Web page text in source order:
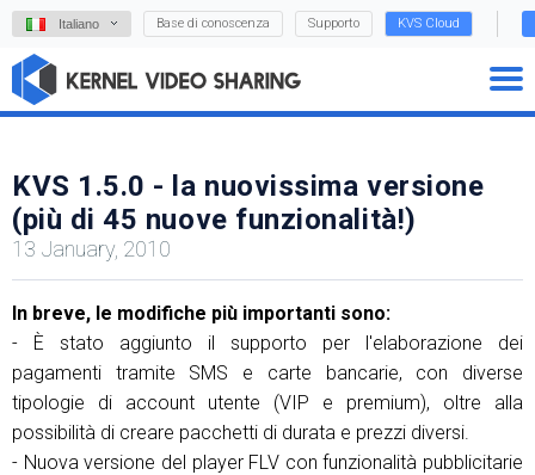
Italiano Base di conoscenza Supporto KVS Cloud
KVS 1.5.0 - la nuovissima versione
(più di 45 nuove funzionalità!)
13 January, 2010
In breve, le modifiche più importanti sono:
- È stato aggiunto il supporto per l'elaborazione dei
pagamenti tramite SMS e carte bancarie, con diverse
tipologie di account utente (VIP e premium), oltre alla
possibilità di creare pacchetti di durata e prezzi diversi.
- Nuova versione del player FLV con funzionalità pubblicitarie